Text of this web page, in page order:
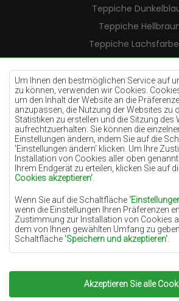
Um Ihnen den bestmöglichen Service auf
zu können, verwenden wir Cookies.
um den Inhalt der Website an die
anzupassen, die Nutzung der Websites zu
Statistiken zu erstellen und die Sitzung des
aufrechtzuerhalten. Sie können die
Einstellungen ändern, indem Sie auf die
'Einstellungen ändern‘ klicken. Um Ihre
Installation von Cookies aller oben
Ihrem Endgerät zu erteilen, klicken Sie auf
Cookies akzeptieren'
Wenn Sie auf die Schaltfläche
wenn die Einstellungen Ihren Präferenzen
Zustimmung zur Installation von Cookies
dem von Ihnen gewählten Umfang zu
Schaltfläche 'Speichern und akzeptieren'
Grundlage für die Verarbeitung das
Datenverwalters (TEPPICHECHEMEX) oder
Bereitstellung qualitativ hochwertiger
Akzeptieren Sie alle
Teppiche
Teppiche
Teppiche
Teppiche
Teppiche Lilac
Teppiche Gelb
Teppiche
Teppiche Blau
Teppiche Orange
Teppiche Rosa
Teppiche
Teppiche Grün
Teppiche Golden
Copyright 2022Teppiche